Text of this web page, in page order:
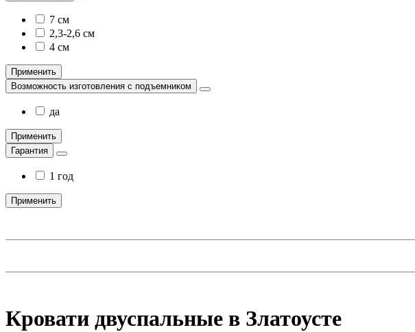
7 см
2,3-2,6 см
4 см
Применить
Возможность изготовления с подъемником
да
Применить
Гарантия
1 год
Применить
Кровати двуспальные в Златоусте